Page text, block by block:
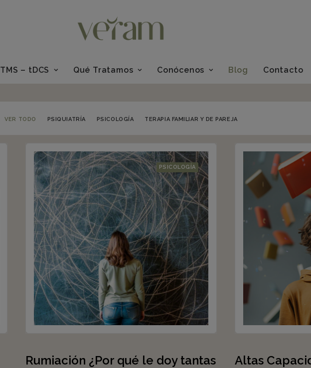
TMS – tDCS Qué Tratamos Conócenos Blog Contacto
VER TODO PSIQUIATRÍA PSICOLOGÍA TERAPIA FAMILIAR Y DE PAREJA
PSICOLOGÍA
Rumiación ¿Por qué le doy tantas
Altas